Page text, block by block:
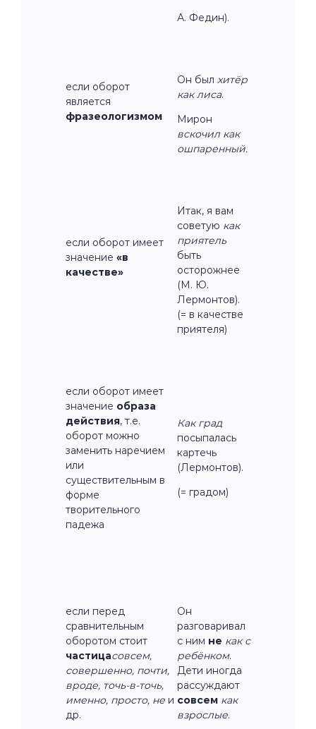
А. Федин).
если оборот
является
фразеологизмом
Он был хитёр
как лиса.
Мирон
вскочил как
ошпаренный.
если оборот имеет
значение «в
качестве»
Итак, я вам
советую как
приятель
быть
осторожнее
(М. Ю.
Лермонтов).
(= в качестве
приятеля)
если оборот имеет
значение образа
действия, т.е.
оборот можно
заменить наречием
или
существительным в
форме
творительного
падежа
Как град
посыпалась
картечь
(Лермонтов).
(= градом)
если перед
сравнительным
оборотом стоит
частицасовсем,
совершенно, почти,
вроде, точь-в-точь,
именно, просто, не и
др.
Он
разговаривал
с ним не как с
ребёнком.
Дети иногда
рассуждают
совсем как
взрослые.